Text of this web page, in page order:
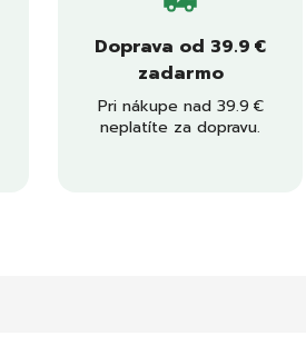
Doprava od 39.9 €
zadarmo
Pri nákupe nad 39.9 €
neplatíte za dopravu.